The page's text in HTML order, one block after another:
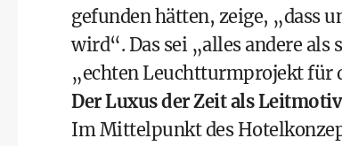
gefunden hätten, zeige, „dass
wird“. Das sei „alles andere
„echten Leuchtturmprojekt für
Der Luxus der Zeit als Leitmotiv
Im Mittelpunkt des